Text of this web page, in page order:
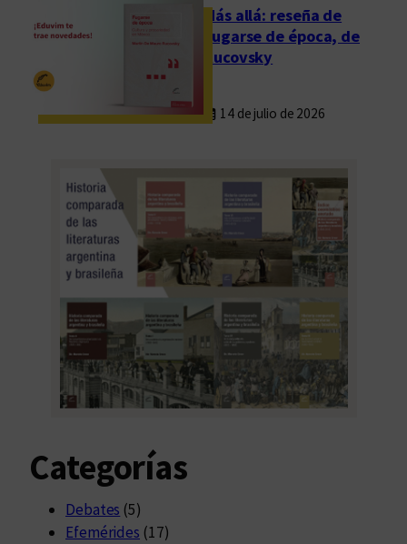
Más allá: reseña de
Fugarse de época, de
Rucovsky
14 de julio de 2026
Categorías
Debates (5)
Efemérides (17)